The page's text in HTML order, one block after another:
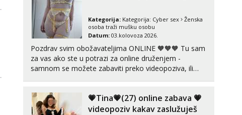
Anđela
Čekam tvoj poziv!
tel:0,93€ - mob:1,12€ min
Mira
Razgovaram :)
Obavijesti me kada se oslobodi
Kategorija: Kategorija: Cyber sex
Ženska
osoba traži mušku osobu
Datum: 03.kolovoza 2026.
Pozdrav svim obožavateljima ONLINE 🧡🧡🧡 Tu sam
za vas ako ste u potrazi za online druženjem -
samnom se možete zabaviti preko videopoziva, ili
tipkanja uz slike i hot line pozive. Za vas sam
pripremila ...
💗Tina💗(27) online zabava 💗
videopoziv kakav zaslužuješ